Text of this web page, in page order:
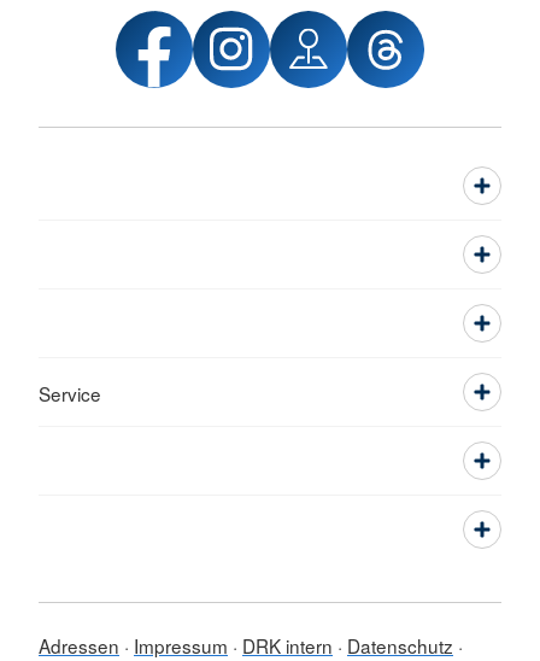
Service
Adressen Impressum DRK intern
Datenschutz